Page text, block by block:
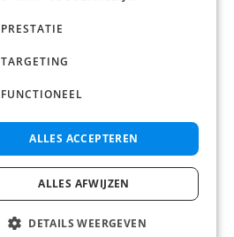
PRESTATIE
TARGETING
FUNCTIONEEL
ALLES ACCEPTEREN
ALLES AFWIJZEN
DETAILS WEERGEVEN